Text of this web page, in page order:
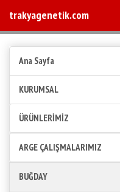
trakyagenetik.com
Ana Sayfa
KURUMSAL
ÜRÜNLERİMİZ
ARGE ÇALIŞMALARIMIZ
BUĞDAY